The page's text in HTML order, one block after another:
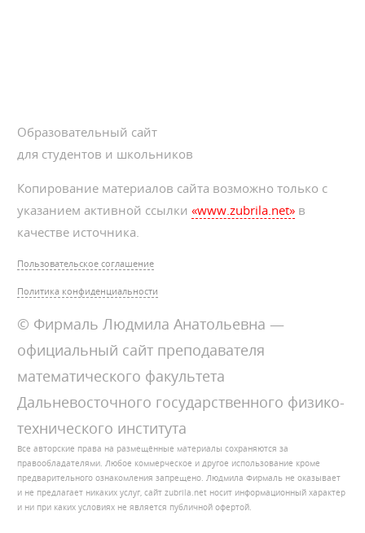
Образовательный сайт
для студентов и школьников
Копирование материалов сайта возможно только с
указанием активной ссылки«www.zubrila.net» в
качестве источника.
Пользовательское соглашение
Политика конфиденциальности
© Фирмаль Людмила Анатольевна —
официальный сайт преподавателя
математического факультета
Дальневосточного государственного физико-
технического института
Все авторские права на размещённые материалы сохраняются за
правообладателями. Любое коммерческое и другое использование кроме
предварительного ознакомления запрещено. Людмила Фирмаль не оказывает
и не предлагает никаких услуг, сайт zubrila.net носит информационный характер
и ни при каких условиях не является публичной офертой.